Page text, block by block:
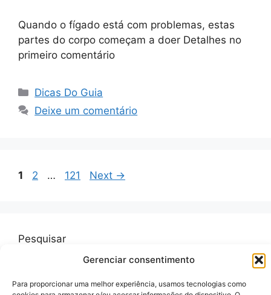
Gerenciar consentimento
Para proporcionar uma melhor experiência, usamos tecnologias como
Quando o fígado está com problemas, estas
partes do corpo começam a doer Detalhes no
primeiro comentário
Categorias
Dicas Do Guia
Deixe um comentário
Page
1 Page
2 … Page
121 Next →
Pesquisar
Pesquisar